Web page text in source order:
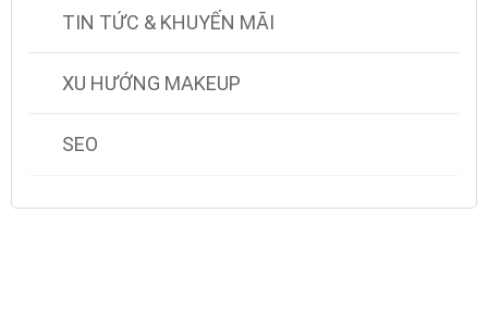
TIN TỨC & KHUYẾN MÃI
XU HƯỚNG MAKEUP
SEO